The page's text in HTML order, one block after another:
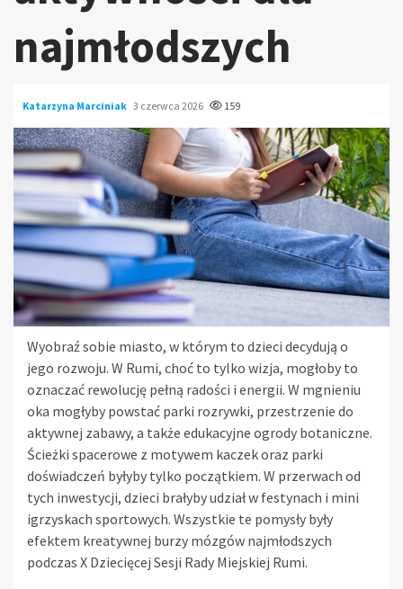
najmłodszych
Katarzyna Marciniak 3 czerwca 2026 159
Wyobraź sobie miasto, w którym to dzieci decydują o
jego rozwoju. W Rumi, choć to tylko wizja, mogłoby to
oznaczać rewolucję pełną radości i energii. W mgnieniu
oka mogłyby powstać parki rozrywki, przestrzenie do
aktywnej zabawy, a także edukacyjne ogrody botaniczne.
Ścieżki spacerowe z motywem kaczek oraz parki
doświadczeń byłyby tylko początkiem. W przerwach od
tych inwestycji, dzieci brałyby udział w festynach i mini
igrzyskach sportowych. Wszystkie te pomysły były
efektem kreatywnej burzy mózgów najmłodszych
podczas X Dziecięcej Sesji Rady Miejskiej Rumi.